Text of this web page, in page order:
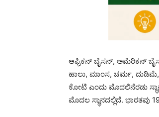
ಆಫ್ರಿಕನ್ ಬೈಸನ್, ಅಮೆರಿಕನ್
ಹಾಲು, ಮಾಂಸ, ಚರ್ಮ, ದುಡಿಮೆ,
ಕೋಟಿ ಎಂದು ಮೊದಲಿನೆರಡು
ಮೊದಲ ಸ್ಥಾನದಲ್ಲಿದೆ.